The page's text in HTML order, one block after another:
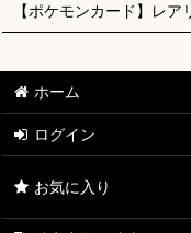
【ポケモンカード】レア
ホーム
ログイン
お気に入り